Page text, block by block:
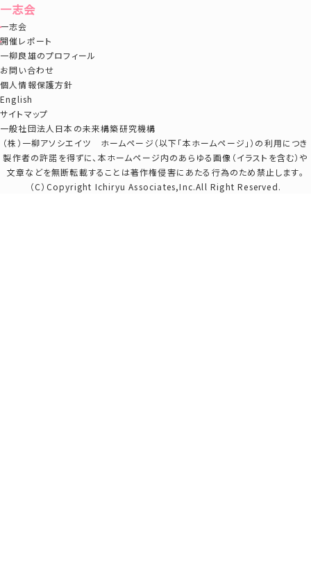
一志会
一志会
開催レポート
一柳良雄のプロフィール
お問い合わせ
個人情報保護方針
English
サイトマップ
一般社団法人日本の未来構築研究機構
（株）一柳アソシエイツ ホームページ（以下「本ホームページ」）の利用につき
製作者の許諾を得ずに、本ホームページ内のあらゆる画像（イラストを含む）や
文章などを無断転載することは著作権侵害にあたる行為のため禁止します。
（C）Copyright Ichiryu Associates,Inc.All Right Reserved.